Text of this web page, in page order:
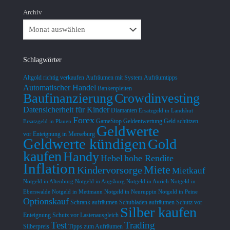
Archiv
Schlagwörter
Altgold richtig verkaufen Aufräumen mit System Aufräumtipps
Automatischer Handel Bankenpleiten
BaufinanzierungCrowdinvesting
Datensicherheit für Kinder Diamanten Ersatzgeld in Landshut
Ersatzgeld in Plauen Forex GameStop Geldentwertung Geld schützen
vor Enteignung in Merseburg Geldwerte
Geldwerte kündigenGold
kaufenHandyHebelhohe Rendite
Inflation KindervorsorgeMiete Mietkauf
Notgeld in Altenburg Notgeld in Augsburg Notgeld in Aurich Notgeld in
Eberswalde Notgeld in Mettmann Notgeld in Neuruppin Notgeld in Peine
Optionskauf Schrank aufräumen Schubladen aufräumen Schutz vor
Enteignung Schutz vor Lastenausgleich Silber kaufen
Silberpreis Test Tipps zum Aufräumen Trading